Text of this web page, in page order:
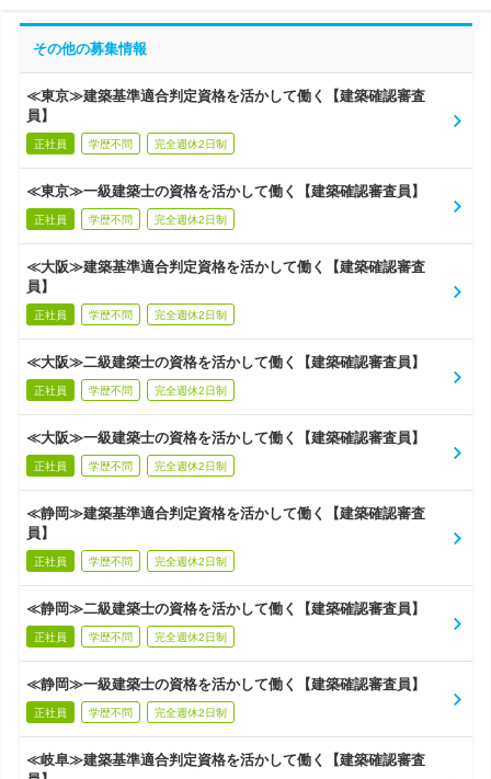
その他の募集情報
≪東京≫建築基準適合判定資格を活かして働く【建築確認審査
員】
正社員 学歴不問 完全週休2日制
≪東京≫一級建築士の資格を活かして働く【建築確認審査員】
正社員 学歴不問 完全週休2日制
≪大阪≫建築基準適合判定資格を活かして働く【建築確認審査
員】
正社員 学歴不問 完全週休2日制
≪大阪≫二級建築士の資格を活かして働く【建築確認審査員】
正社員 学歴不問 完全週休2日制
≪大阪≫一級建築士の資格を活かして働く【建築確認審査員】
正社員 学歴不問 完全週休2日制
≪静岡≫建築基準適合判定資格を活かして働く【建築確認審査
員】
正社員 学歴不問 完全週休2日制
≪静岡≫二級建築士の資格を活かして働く【建築確認審査員】
正社員 学歴不問 完全週休2日制
≪静岡≫一級建築士の資格を活かして働く【建築確認審査員】
正社員 学歴不問 完全週休2日制
≪岐阜≫建築基準適合判定資格を活かして働く【建築確認審査